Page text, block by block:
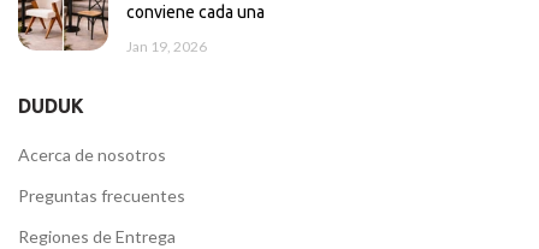
conviene cada una
Jan 19, 2026
DUDUK
Acerca de nosotros
Preguntas frecuentes
Regiones de Entrega